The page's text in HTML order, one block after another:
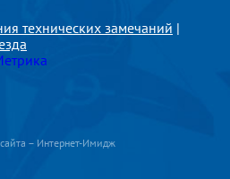
технических замечаний |
– Интернет-Имидж